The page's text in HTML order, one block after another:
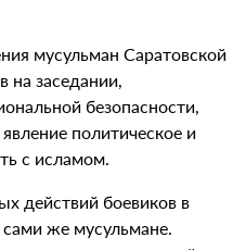
мусульман Саратовской
на заседании,
безопасности,
политическое и
с исламом.
действий боевиков в
же мусульмане.